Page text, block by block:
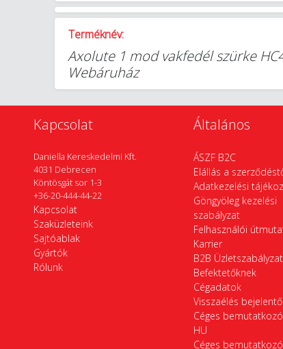
Terméknév:
Axolute 1 mod vakfedél szürke
Webáruház
Kapcsolat
Daniella Kereskedelmi Kft.
4031 Debrecen
Köntösgát sor 1-3
+36-20-444-44-22
Kapcsolat
Szaküzleteink
Sajtóablak
Gyártók
Rólunk
Általános
ÁSZF B2C
Elállás a
Adatkezelési
Göngyöleg kezelési
szabályzat
Felhasználói
Karrier
B2B Üzletszabályzat
Befektetőknek
Cégadatok
Visszaélés
Céges
HU
Céges